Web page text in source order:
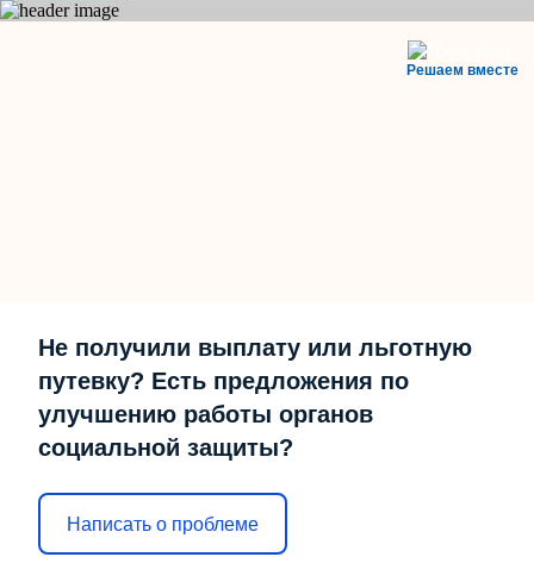
Решаем вместе
Не получили выплату или льготную
путевку? Есть предложения по
улучшению работы органов
социальной защиты?
Написать о проблеме